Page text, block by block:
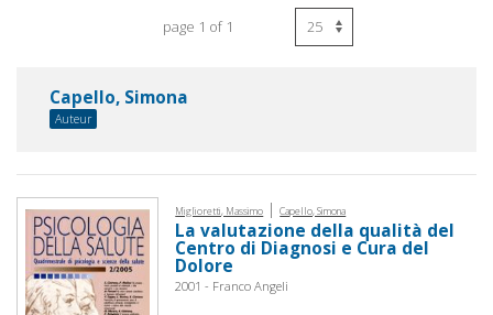
page 1 of 1
Capello, Simona
Auteur
Miglioretti, Massimo | Capello, Simona
La valutazione della qualità del
Centro di Diagnosi e Cura del
Dolore
2001 - Franco Angeli